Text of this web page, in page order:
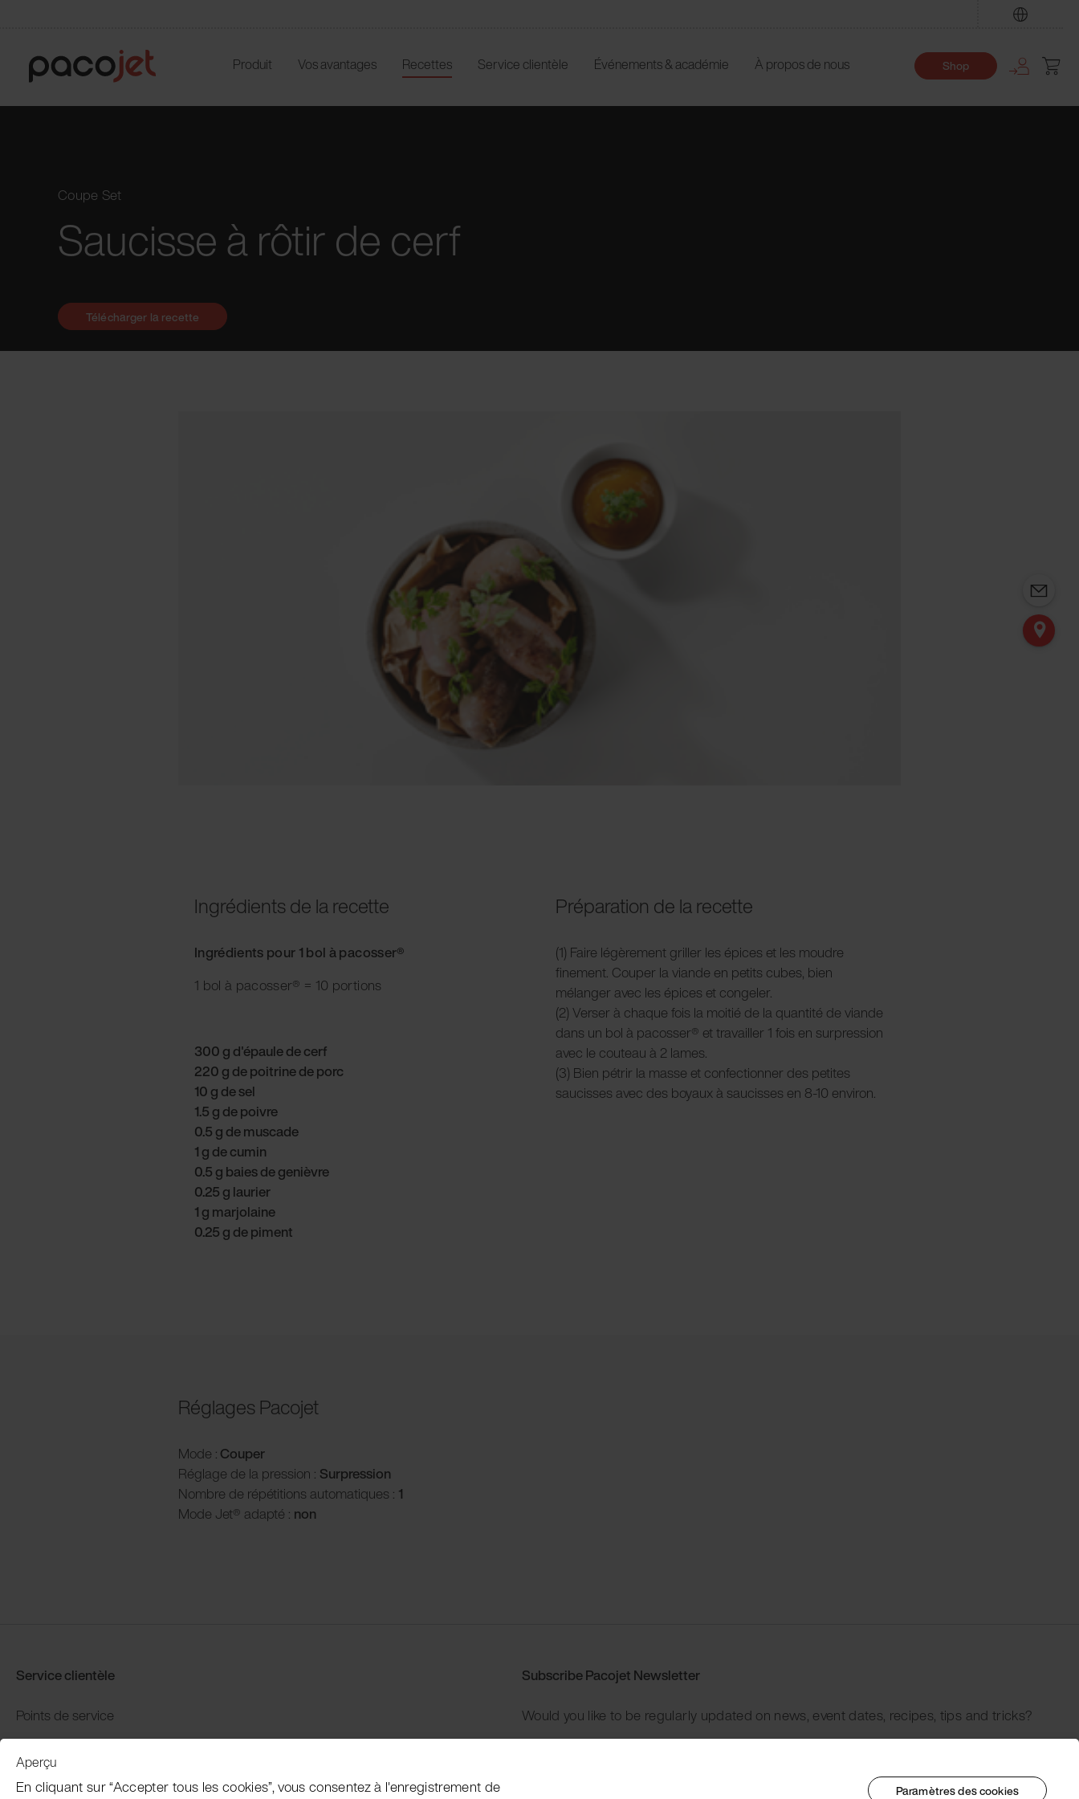
Produit Vos avantages Recettes Service clientèle Événements & académie À propos de nous Shop
Coupe Set
Saucisse à rôtir de cerf
Ingrédients de la recette
Ingrédients pour 1 bol à pacosser®
1 bol à pacosser® = 10 portions
300 g d'épaule de cerf
220 g de poitrine de porc
10 g de sel
1.5 g de poivre
0.5 g de muscade
1 g de cumin
0.5 g baies de genièvre
0.25 g laurier
1 g marjolaine
0.25 g de piment
Préparation de la recette
(1) Faire légèrement griller les épices et les moudre
finement. Couper la viande en petits cubes, bien
mélanger avec les épices et congeler.
(2) Verser à chaque fois la moitié de la quantité de viande
dans un bol à pacosser® et travailler 1 fois en surpression
avec le couteau à 2 lames.
(3) Bien pétrir la masse et confectionner des petites
saucisses avec des boyaux à saucisses en 8-10 environ.
Réglages Pacojet
Mode : Couper
Réglage de la pression : Surpression
Nombre de répétitions automatiques : 1
Mode Jet® adapté : non
Télécharger la recette
Service clientèle
Points de service
Distributors
Garantie et retour
Subscribe Pacojet Newsletter
Would you like to be regularly updated on news, event dates, recipes, tips and tricks?
Aperçu
En cliquant sur “Accepter tous les cookies”, vous consentez à l'enregistrement de
Paramètres des cookies